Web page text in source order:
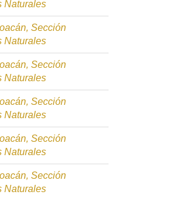
Naturales
Sección
Naturales
Sección
Naturales
Sección
Naturales
Sección
Naturales
Sección
Naturales